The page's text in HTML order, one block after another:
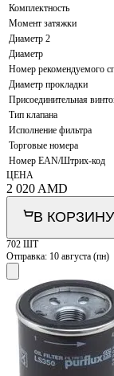
Комплектность
Момент затяжки
Диаметр 2
Диаметр
Номер рекомендуемого
Диаметр прокладки
Присоединительная
Тип клапана
Исполнение фильтра
Торговые номера
Номер EAN/Штрих-код
ЦЕНА
2 020 AMD
В КОРЗИНУ
702 ШТ
Отправка: 10 августа (пн)